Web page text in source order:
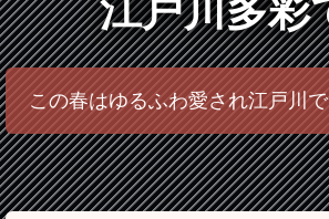
江戸川多彩
この春はゆるふわ愛され江戸川